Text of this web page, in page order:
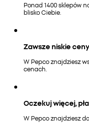
Ponad 1400 sklepów
blisko Ciebie.
Zawsze niskie ceny
W Pepco znajdziesz
cenach.
Oczekuj więcej,
W Pepco znajdziesz